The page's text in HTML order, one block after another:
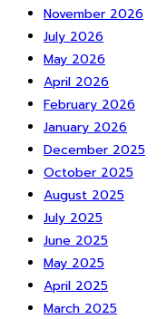
November 2026
July 2026
May 2026
April 2026
February 2026
January 2026
December 2025
October 2025
August 2025
July 2025
June 2025
May 2025
April 2025
March 2025